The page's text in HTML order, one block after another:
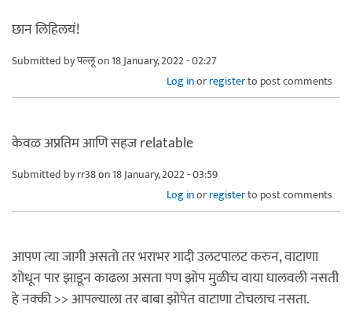
छान लिहिलयं!
Submitted byपल्लूon 18 January, 2022 - 02:27
Log inorregisterto post comments
केवळ अप्रतिम आणि सहज relatable
Submitted byrr38on 18 January, 2022 - 03:59
Log inorregisterto post comments
आपण त्या जागी असतो तर भराभर गादी उलटपालट करुन, वाटाणा
शोधून पार झाडून काढला असता पण झोप मुळीच वाया घालवली नसती
हे नक्की >> आपल्याला तर बाबा झोपेत वाटाणा टोचलाच नसता.